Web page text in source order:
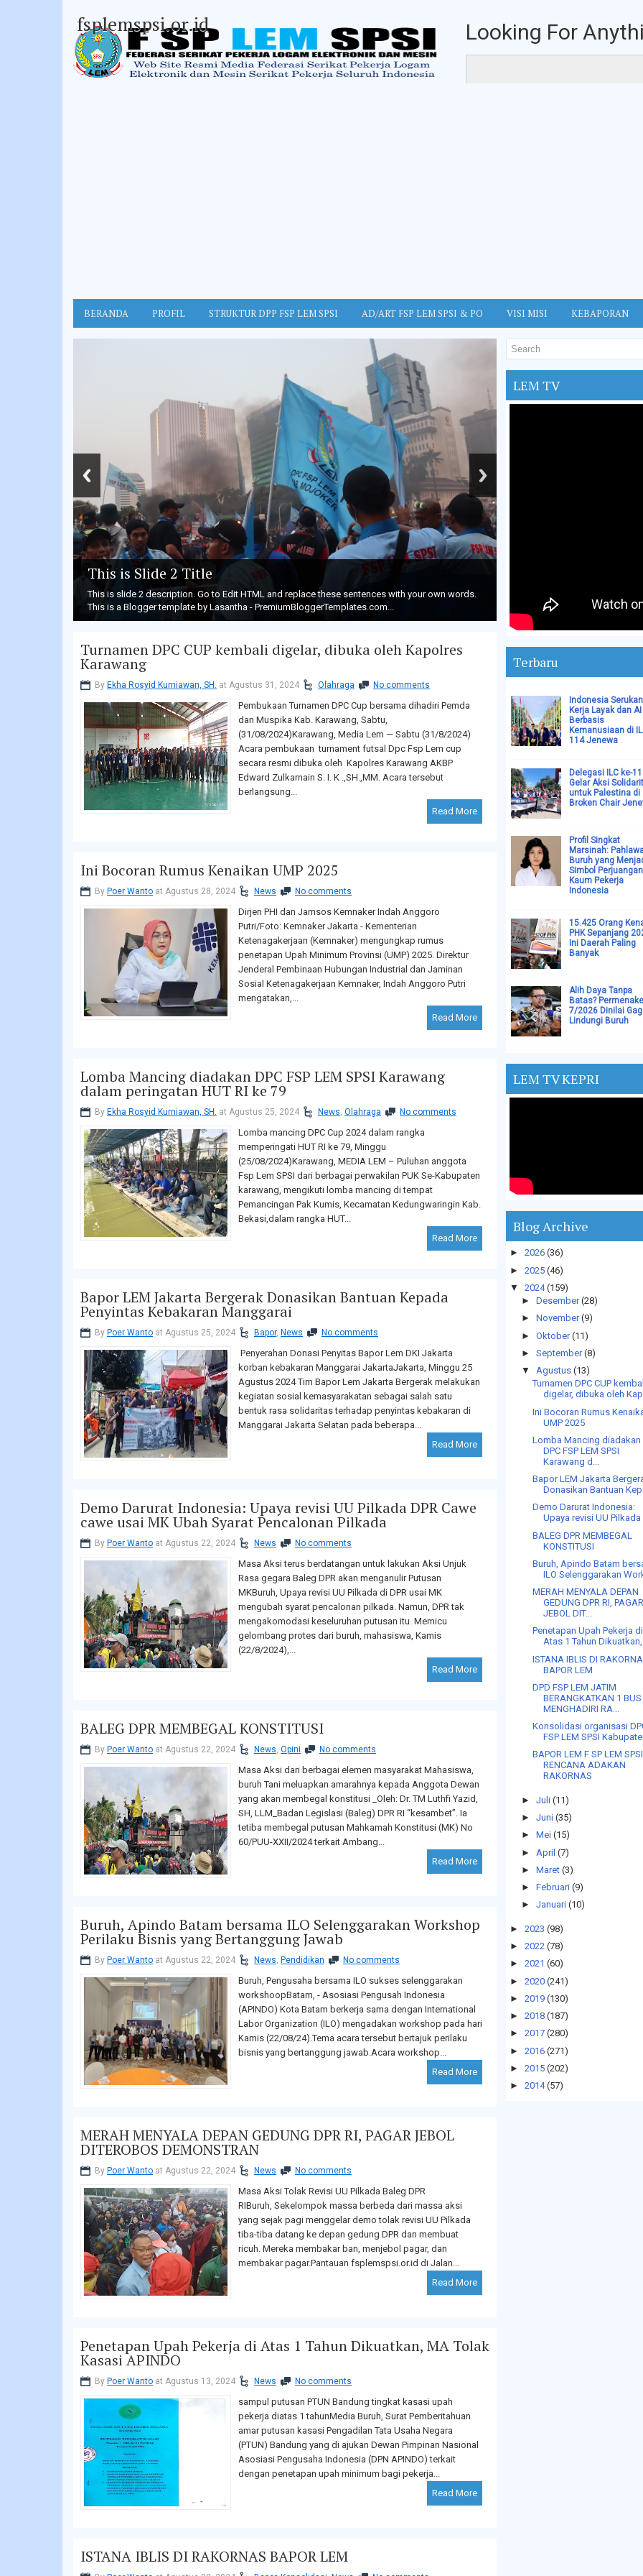
fsplemspsi.or.id Looking For
BERANDA PROFIL STRUKTUR DPP FSP LEM SPSI AD/ART FSP LEM SPSI & PO VISI MISI KEBAPORAN
This is Slide 2 Title
This is slide 2 description. Go to Edit HTML and replace these sentences with your own words.
This is a Blogger template by Lasantha - PremiumBloggerTemplates.com...
Turnamen DPC CUP kembali digelar, dibuka oleh Kapolres
Karawang
By Ekha Rosyid Kurniawan, SH. at Agustus 31, 2024 Olahraga No comments
Pembukaan Turnamen DPC Cup bersama dihadiri Pemda
dan Muspika Kab. Karawang, Sabtu,
(31/08/2024)Karawang, Media Lem — Sabtu (31/8/2024)
Acara pembukaan turnament futsal Dpc Fsp Lem cup
secara resmi dibuka oleh Kapolres Karawang AKBP
Edward Zulkarnain S. I. K .,SH.,MM. Acara tersebut
berlangsung...
Read More
Ini Bocoran Rumus Kenaikan UMP 2025
By Poer Wanto at Agustus 28, 2024 News No comments
Dirjen PHI dan Jamsos Kemnaker Indah Anggoro
Putri/Foto: Kemnaker Jakarta - Kementerian
Ketenagakerjaan (Kemnaker) mengungkap rumus
penetapan Upah Minimum Provinsi (UMP) 2025. Direktur
Jenderal Pembinaan Hubungan Industrial dan Jaminan
Sosial Ketenagakerjaan Kemnaker, Indah Anggoro Putri
mengatakan,...
Read More
Lomba Mancing diadakan DPC FSP LEM SPSI Karawang
dalam peringatan HUT RI ke 79
By Ekha Rosyid Kurniawan, SH. at Agustus 25, 2024 News, Olahraga No comments
Lomba mancing DPC Cup 2024 dalam rangka
memperingati HUT RI ke 79, Minggu
(25/08/2024)Karawang, MEDIA LEM – Puluhan anggota
Fsp Lem SPSI dari berbagai perwakilan PUK Se-Kabupaten
karawang, mengikuti lomba mancing di tempat
Pemancingan Pak Kumis, Kecamatan Kedungwaringin Kab.
Bekasi,dalam rangka HUT...
Read More
Bapor LEM Jakarta Bergerak Donasikan Bantuan Kepada
Penyintas Kebakaran Manggarai
By Poer Wanto at Agustus 25, 2024 Bapor, News No comments
Penyerahan Donasi Penyitas Bapor Lem DKI Jakarta
korban kebakaran Manggarai JakartaJakarta, Minggu 25
Agustus 2024 Tim Bapor Lem Jakarta Bergerak melakukan
kegiatan sosial kemasyarakatan sebagai salah satu
bentuk rasa solidaritas terhadap penyintas kebakaran di
Manggarai Jakarta Selatan pada beberapa...
Read More
Demo Darurat Indonesia: Upaya revisi UU Pilkada DPR Cawe
cawe usai MK Ubah Syarat Pencalonan Pilkada
By Poer Wanto at Agustus 22, 2024 News No comments
Masa Aksi terus berdatangan untuk lakukan Aksi Unjuk
Rasa gegara Baleg DPR akan menganulir Putusan
MKBuruh, Upaya revisi UU Pilkada di DPR usai MK
mengubah syarat pencalonan pilkada. Namun, DPR tak
mengakomodasi keseluruhan putusan itu. Memicu
gelombang protes dari buruh, mahasiswa, Kamis
(22/8/2024),...
Read More
BALEG DPR MEMBEGAL KONSTITUSI
By Poer Wanto at Agustus 22, 2024 News, Opini No comments
Masa Aksi dari berbagai elemen masyarakat Mahasiswa,
buruh Tani meluapkan amarahnya kepada Anggota Dewan
yang akan membegal konstitusi _Oleh: Dr. TM Luthfi Yazid,
SH, LLM_Badan Legislasi (Baleg) DPR RI “kesambet”. Ia
tetiba membegal putusan Mahkamah Konstitusi (MK) No
60/PUU-XXII/2024 terkait Ambang...
Read More
Buruh, Apindo Batam bersama ILO Selenggarakan Workshop
Perilaku Bisnis yang Bertanggung Jawab
By Poer Wanto at Agustus 22, 2024 News, Pendidikan No comments
Buruh, Pengusaha bersama ILO sukses selenggarakan
workshoopBatam, - Asosiasi Pengusah Indonesia
(APINDO) Kota Batam berkerja sama dengan International
Labor Organization (ILO) mengadakan workshop pada hari
Kamis (22/08/24).Tema acara tersebut bertajuk perilaku
bisnis yang bertanggung jawab.Acara workshop...
Read More
MERAH MENYALA DEPAN GEDUNG DPR RI, PAGAR JEBOL
DITEROBOS DEMONSTRAN
By Poer Wanto at Agustus 22, 2024 News No comments
Masa Aksi Tolak Revisi UU Pilkada Baleg DPR
RIBuruh, Sekelompok massa berbeda dari massa aksi
yang sejak pagi menggelar demo tolak revisi UU Pilkada
tiba-tiba datang ke depan gedung DPR dan membuat
ricuh. Mereka membakar ban, menjebol pagar, dan
membakar pagar.Pantauan fsplemspsi.or.id di Jalan...
Read More
Penetapan Upah Pekerja di Atas 1 Tahun Dikuatkan, MA Tolak
Kasasi APINDO
By Poer Wanto at Agustus 13, 2024 News No comments
sampul putusan PTUN Bandung tingkat kasasi upah
pekerja diatas 1 tahunMedia Buruh, Surat Pemberitahuan
amar putusan kasasi Pengadilan Tata Usaha Negara
(PTUN) Bandung yang di ajukan Dewan Pimpinan Nasional
Asosiasi Pengusaha Indonesia (DPN APINDO) terkait
dengan penetapan upah minimum bagi pekerja...
Read More
ISTANA IBLIS DI RAKORNAS BAPOR LEM
LEM TV
Terbaru
Indonesia Serukan
Kerja Layak dan AI
Berbasis
Kemanusiaan di
114 Jenewa
Delegasi ILC ke-
Gelar Aksi
untuk Palestina di
Broken Chair
Profil Singkat
Marsinah:
Buruh yang
Simbol Perjuangan
Kaum Pekerja
Indonesia
15.425 Orang
PHK Sepanjang
Ini Daerah Paling
Banyak
Alih Daya Tanpa
Batas?
7/2026 Dinilai
Lindungi Buruh
LEM TV KEPRI
Blog Archive
► 2026 (36)
► 2025 (46)
▼
2024 (159)
► Desember (28)
► November (9)
► Oktober (11)
► September (8)
▼
Agustus (13)
Turnamen DPC CUP
digelar, dibuka oleh
Ini Bocoran Rumus
UMP 2025
Lomba Mancing diadakan
DPC FSP LEM SPSI
Karawang d...
Bapor LEM Jakarta
Donasikan Bantuan
Demo Darurat Indonesia:
Upaya revisi UU Pilkada
BALEG DPR MEMBEGAL
KONSTITUSI
Buruh, Apindo Batam
ILO Selenggarakan
MERAH MENYALA DEPAN
GEDUNG DPR RI,
JEBOL DIT...
Penetapan Upah Pekerja di
Atas 1 Tahun
ISTANA IBLIS DI
BAPOR LEM
DPD FSP LEM JATIM
BERANGKATKAN 1 BUS
MENGHADIRI RA...
Konsolidasi organisasi
FSP LEM SPSI
BAPOR LEM F SP LEM SPSI
RENCANA ADAKAN
RAKORNAS
► Juli (11)
► Juni (35)
► Mei (15)
► April (7)
► Maret (3)
► Februari (9)
► Januari (10)
► 2023 (98)
► 2022 (78)
► 2021 (60)
► 2020 (241)
► 2019 (130)
► 2018 (187)
► 2017 (280)
► 2016 (271)
► 2015 (202)
► 2014 (57)